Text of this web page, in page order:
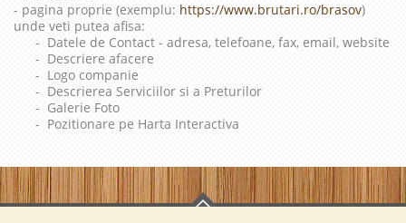
- pagina proprie (exemplu: https://www.brutari.ro/brasov)
unde veti putea afisa:
- Datele de Contact - adresa, telefoane, fax, email, website
- Descriere afacere
- Logo companie
- Descrierea Serviciilor si a Preturilor
- Galerie Foto
- Pozitionare pe Harta Interactiva